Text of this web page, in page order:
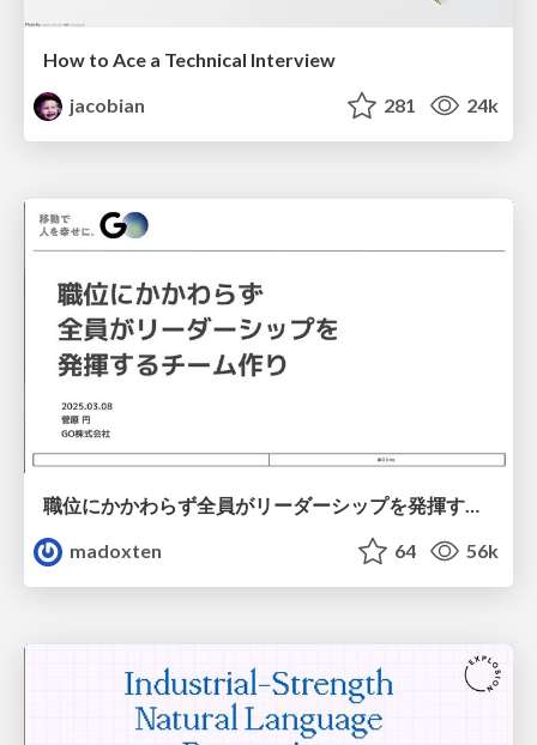
How to Ace a Technical Interview
jacobian
281 24k
職位にかかわらず全員がリーダーシップを発揮するチーム作り / Building a team where everyone can demonstrate leadership regardless of position
madoxten
64 56k